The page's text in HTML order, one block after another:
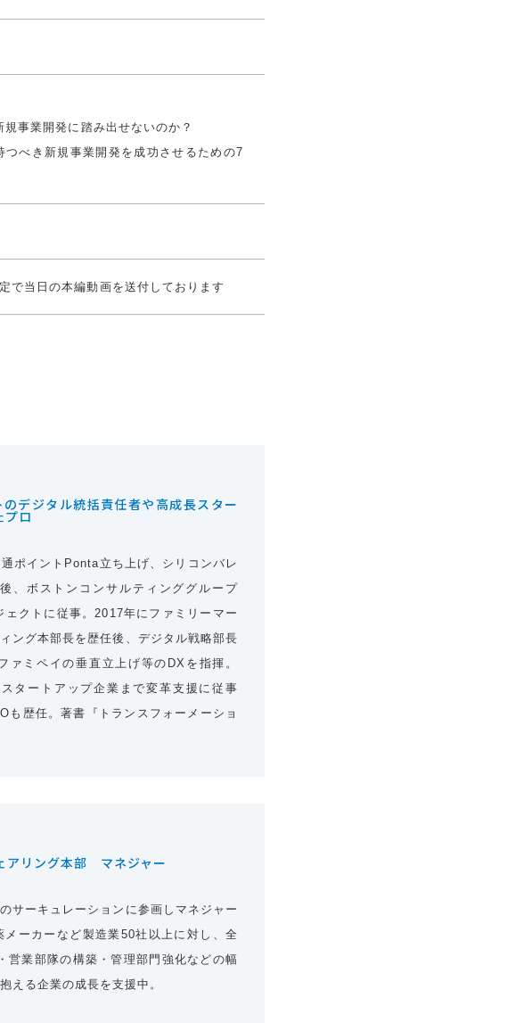
事業開発に踏み出せないのか？
べき新規事業開発を成功させるための7
当日の本編動画を送付しております
デジタル統括責任者や高成長スター
プロ
ポイントPonta立ち上げ、シリコンバレ
、ボストンコンサルティンググループ
ェクトに従事。2017年にファミリーマー
ング本部長を歴任後、デジタル戦略部長
ミペイの垂直立上げ等のDXを指揮。
タートアップ企業まで変革支援に従事
も歴任。著書『トランスフォーメーショ
アリング本部 マネジャー
サーキュレーションに参画しマネジャー
ーカーなど製造業50社以上に対し、全
営業部隊の構築・管理部門強化などの幅
える企業の成長を支援中。